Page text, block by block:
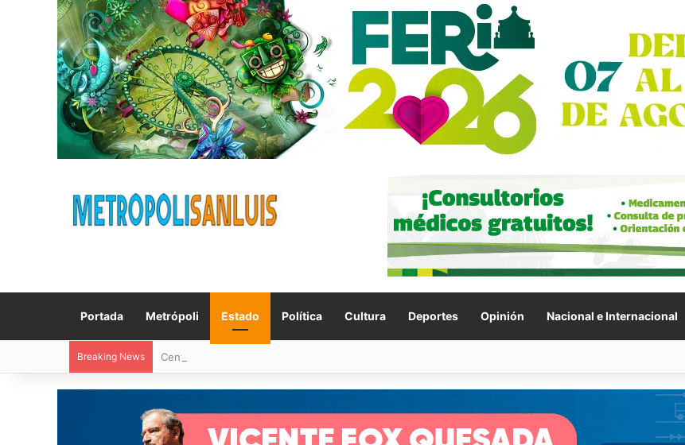
Portada Metrópoli Estado Política Cultura Deportes Opinión Nacional e Internacional
Breaking News Centro de Capacitación en San Francisco ofrecerá talleres y buscará certificación para sus alumnos